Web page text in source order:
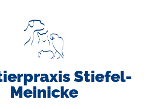
Stiefel-
Meinicke